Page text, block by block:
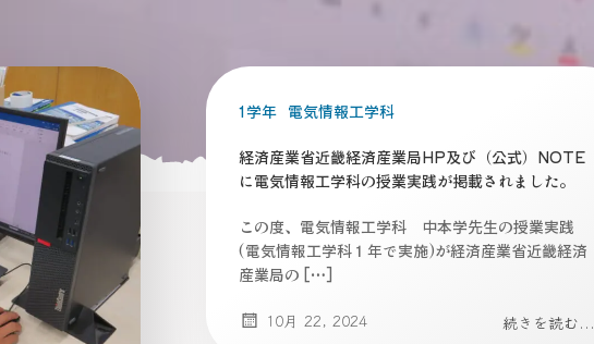
1学年 電気情報工学科
経済産業省近畿経済産業局HP及び（公式）NOTE
に電気情報工学科の授業実践が掲載されました。
この度、電気情報工学科 中本学先生の授業実践
(電気情報工学科１年で実施)が経済産業省近畿経済
産業局の […]
10月 22, 2024 続きを読む...